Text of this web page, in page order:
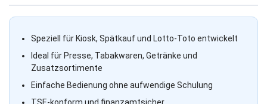
Speziell für Kiosk, Spätkauf und Lotto-Toto entwickelt
Ideal für Presse, Tabakwaren, Getränke und
Zusatzsortimente
Einfache Bedienung ohne aufwendige Schulung